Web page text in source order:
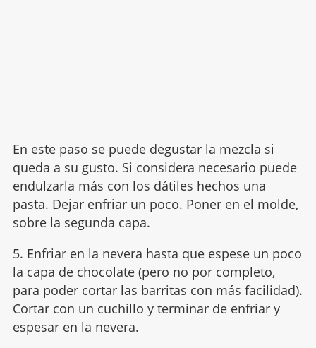
En este paso se puede degustar la mezcla si
queda a su gusto. Si considera necesario puede
endulzarla más con los dátiles hechos una
pasta. Dejar enfriar un poco. Poner en el molde,
sobre la segunda capa.
5. Enfriar en la nevera hasta que espese un poco
la capa de chocolate (pero no por completo,
para poder cortar las barritas con más facilidad).
Cortar con un cuchillo y terminar de enfriar y
espesar en la nevera.